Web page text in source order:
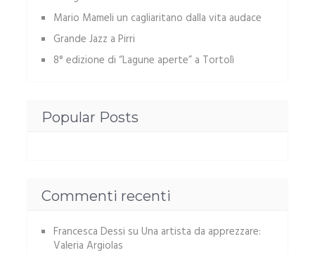
Mario Mameli un cagliaritano dalla vita audace
Grande Jazz a Pirri
8° edizione di “Lagune aperte” a Tortolì
Popular Posts
Commenti recenti
Francesca Dessi su Una artista da apprezzare:
Valeria Argiolas